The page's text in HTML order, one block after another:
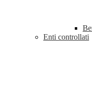
Enti controllati